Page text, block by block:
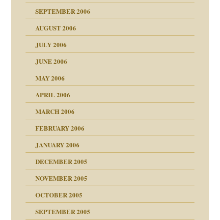
SEPTEMBER 2006
AUGUST 2006
JULY 2006
JUNE 2006
MAY 2006
APRIL 2006
MARCH 2006
FEBRUARY 2006
JANUARY 2006
DECEMBER 2005
NOVEMBER 2005
OCTOBER 2005
SEPTEMBER 2005